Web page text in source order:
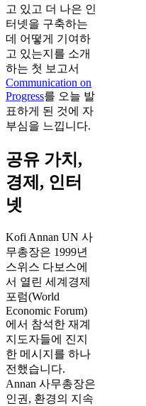
고 있고 더 나은 인
터넷을 구축하는
데 어떻게 기여하
고 있는지를 소개
하는 첫 보고서
Communication on
Progress를 오늘 발
표하게 된 것에 자
부심을 느낍니다.
공유 가치,
경제, 인터
넷
Kofi Annan UN 사
무총장은 1999년
스위스 다보스에
서 열린 세계경제
포럼(World
Economic Forum)
에서 참석한 재계
지도자들에 진지
한 메시지를 하나
전했습니다.
Annan 사무총장은
인권, 환경의 지속